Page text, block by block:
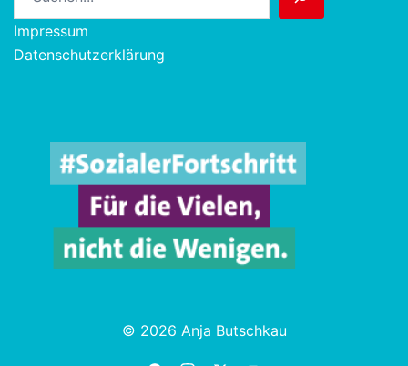
Impressum
Datenschutzerklärung
© 2026 Anja Butschkau